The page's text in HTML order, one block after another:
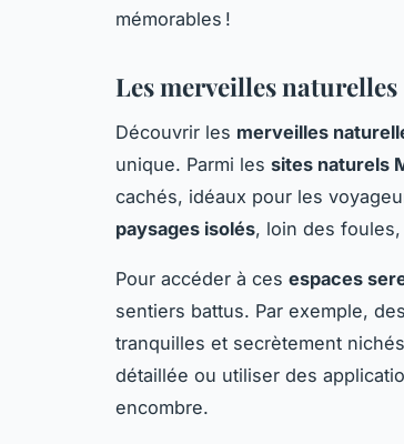
mémorables !
Les merveilles naturelles
Découvrir les merveilles
unique. Parmi les sites naturels
cachés, idéaux pour les
paysages isolés, loin des
Pour accéder à ces espaces
sentiers battus. Par exemple,
tranquilles et secrètement
détaillée ou utiliser des
encombre.